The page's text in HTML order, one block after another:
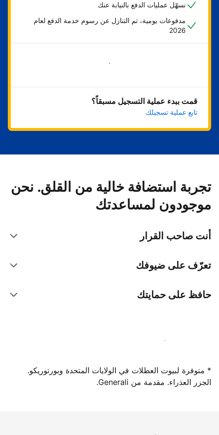
نسهّل عمليات الدفع بالنيابة عنك
مدفوعات يومية، تم التنازل عن رسوم خدمة الدفع لعام
2026
ابدأ الآن
قمت ببدء عملية التسجيل مسبقاً؟
تابع عملية تسجيلك
تجربة استضافة خالية من القلق. نحن
موجودون لمساعدتك
أنت صاحب القرار
تعرّف على ضيوفك
حافظ على حمايتك
سجِّل كمضيف لدينا اليوم
* متوفرة لبيوت العطلات في الولايات المتحدة وبورتوريكو.
الجزر العذراء. مقدمة من Generali.